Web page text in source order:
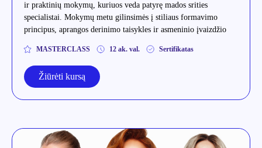
ir praktinių mokymų, kuriuos veda patyrę mados srities
specialistai. Mokymų metu gilinsimės į stiliaus formavimo
principus, aprangos derinimo taisykles ir asmeninio įvaizdžio
MASTERCLASS 12 ak. val. Sertifikatas
Žiūrėti kursą